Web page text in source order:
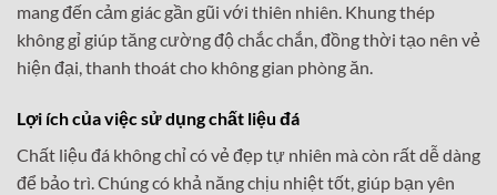
mang đến cảm giác gần gũi với thiên nhiên. Khung thép
không gỉ giúp tăng cường độ chắc chắn, đồng thời tạo nên vẻ
hiện đại, thanh thoát cho không gian phòng ăn.
Lợi ích của việc sử dụng chất liệu đá
Chất liệu đá không chỉ có vẻ đẹp tự nhiên mà còn rất dễ dàng
để bảo trì. Chúng có khả năng chịu nhiệt tốt, giúp bạn yên